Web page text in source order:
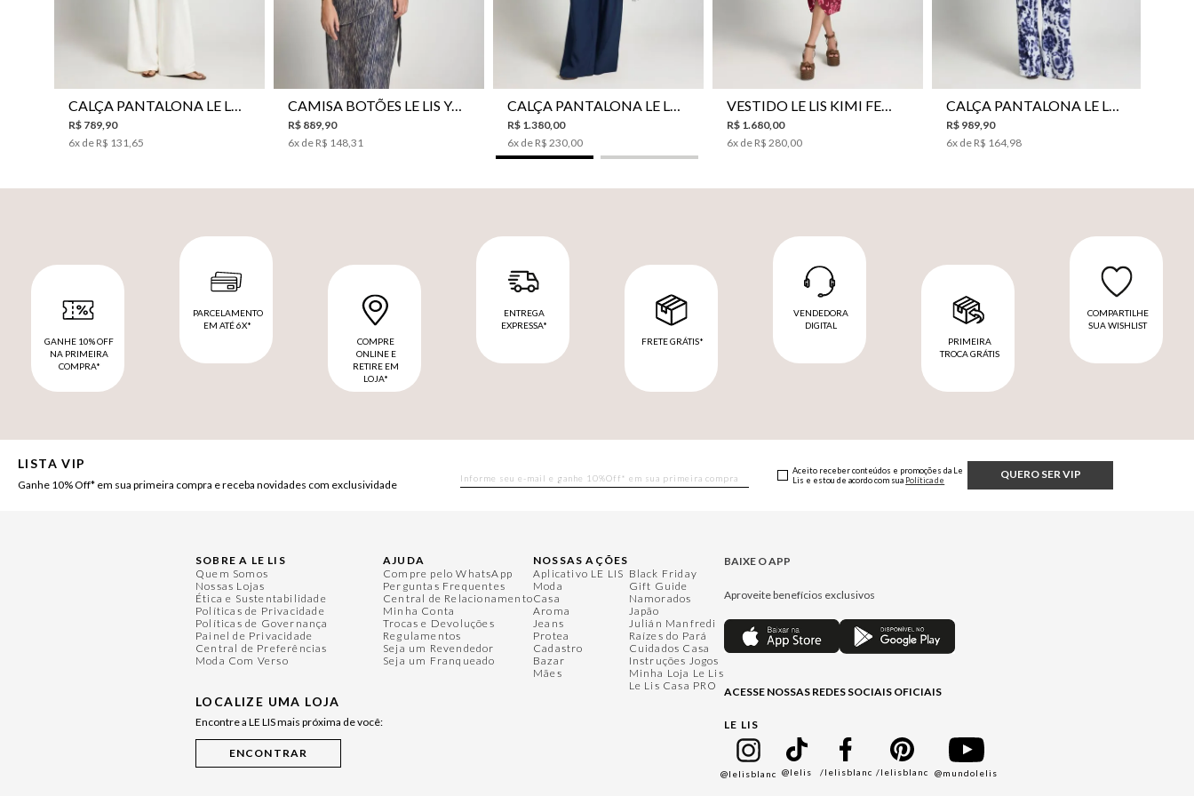
CALÇA PANTALONA LE LIS HORI FEMININA
R$ 789,90
6x de R$ 131,65
CAMISA BOTÕES LE LIS YANNA FEMININA
R$ 889,90
6x de R$ 148,31
CALÇA PANTALONA LE LIS SAKURA II FEMININA
R$ 1.380,00
6x de R$ 230,00
VESTIDO LE LIS KIMI FEMININO
R$ 1.680,00
6x de R$ 280,00
CALÇA PANTALONA LE LIS JESSICA FEMININA
R$ 989,90
6x de R$ 164,98
GANHE 10% OFF
NA PRIMEIRA
COMPRA*
PARCELAMENTO
EM ATÉ 6X*
COMPRE
ONLINE E
RETIRE EM
LOJA*
ENTREGA
EXPRESSA*
FRETE GRÁTIS*
VENDEDORA
DIGITAL
PRIMEIRA
TROCA GRÁTIS
COMPARTILHE
SUA WISHLIST
LISTA VIP
Ganhe 10% Off* em sua primeira compra e receba novidades com exclusividade
QUERO SER VIP
Aceito receber conteúdos e promoções da Le
Lis e estou de acordo com sua Política de
SOBRE A LE LIS
Quem Somos
Nossas Lojas
Ética e Sustentabilidade
Políticas de Privacidade
Políticas de Governança
Painel de Privacidade
Central de Preferências
Moda Com Verso
LOCALIZE UMA LOJA
Encontre a LE LIS mais próxima de você:
AJUDA
Compre pelo WhatsApp
Perguntas Frequentes
Central de Relacionamento
Minha Conta
Trocas e Devoluções
Regulamentos
Seja um Revendedor
Seja um Franqueado
NOSSAS AÇÕES
Aplicativo LE LIS
Moda
Casa
Aroma
Jeans
Protea
Cadastro
Bazar
Mães
Black Friday
Gift Guide
Namorados
Japão
Julián Manfredi
Raízes do Pará
Cuidados Casa
Instruções Jogos
Minha Loja Le Lis
Le Lis Casa PRO
BAIXE O APP
Aproveite benefícios exclusivos
ACESSE NOSSAS REDES SOCIAIS OFICIAIS
LE LIS
@lelisblanc @lelis /lelisblanc /lelisblanc @mundolelis